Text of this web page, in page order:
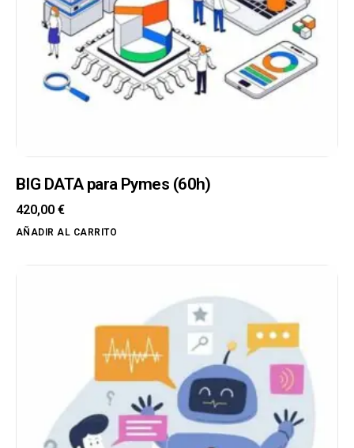
BIG DATA para Pymes (60h)
420,00 €
AÑADIR AL CARRITO